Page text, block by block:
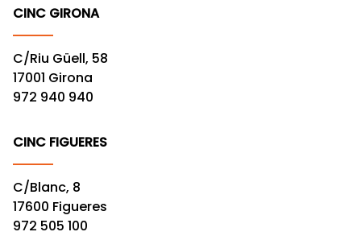
CINC GIRONA
C/Riu Güell, 58
17001 Girona
972 940 940
CINC FIGUERES
C/Blanc, 8
17600 Figueres
972 505 100